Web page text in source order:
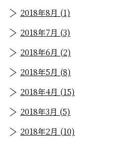
2018年8月 (1)
2018年7月 (3)
2018年6月 (2)
2018年5月 (8)
2018年4月 (15)
2018年3月 (5)
2018年2月 (10)